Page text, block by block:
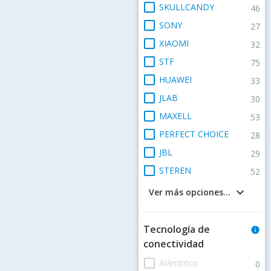
check_box_outline_blank SKULLCANDY 46
check_box_outline_blank SONY 27
check_box_outline_blank XIAOMI 32
check_box_outline_blank STF 75
check_box_outline_blank HUAWEI 33
check_box_outline_blank JLAB 30
check_box_outline_blank MAXELL 53
check_box_outline_blank PERFECT CHOICE 28
check_box_outline_blank JBL 29
check_box_outline_blank STEREN 52
keyboard_arrow_down
Ver más opciones...
Tecnología de
conectividad
info
check_box_outline_blank Alámbrico 0